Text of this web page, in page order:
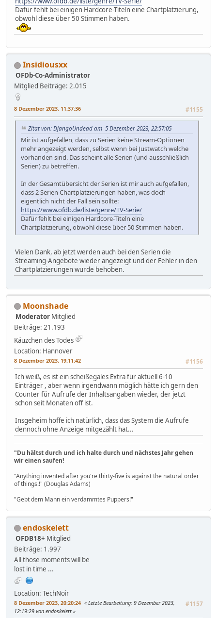
Dafür fehlt bei einigen Hardcore-Titeln eine Chartplatzierung,
obwohl diese über 50 Stimmen haben.
Insidiousxx
OFDb-Co-Administrator
Mitglied Beiträge: 2.015
8 Dezember 2023, 11:37:36 #1155
Zitat von: DjangoUndead am 5 Dezember 2023, 22:57:05
Mir ist aufgefallen, dass zu Serien keine Stream-Optionen
mehr angezeigt werden, selbst wenn bei Justwatch welche
vorhanden sind. Das scheint alle Serien (und ausschließlich
Serien) zu betreffen.
In der Gesamtübersicht der Serien ist mir auch aufgefallen,
dass 2 Serien Chartplatzierungen haben, was doch
eigentlich nicht der Fall sein sollte:
https://www.ofdb.de/liste/genre/TV-Serie/
Dafür fehlt bei einigen Hardcore-Titeln eine
Chartplatzierung, obwohl diese über 50 Stimmen haben.
Vielen Dank, ab jetzt werden auch bei den Serien die
Streaming-Angebote wieder angezeigt und der Fehler in den
Chartplatzierungen wurde behoben.
Moonshade
Moderator Mitglied
Beiträge: 21.193
Käuzchen des Todes
Location: Hannover
8 Dezember 2023, 19:11:42 #1156
Ich weiß, es ist ein scheißegales Extra für aktuell 6-10
Einträger , aber wenn irgendwann möglich hätte ich gern den
Counter für Aufrufe der Inhaltsangaben wieder, der jetzt
schon seit Monaten off ist.
Insgeheim hoffe ich natürlich, dass das System die Aufrufe
dennoch ohne Anzeige mitgezählt hat...
"Du hältst durch und ich halte durch und nächstes Jahr gehen
wir einen saufen!
"Anything invented after you're thirty-five is against the natural order
of things.!" (Douglas Adams)
"Gebt dem Mann ein verdammtes Puppers!"
endoskelett
OFDB18+ Mitglied
Beiträge: 1.997
All those moments will be
lost in time ...
Location: TechNoir
8 Dezember 2023, 20:20:24 #1157
Letzte Bearbeitung: 9 Dezember 2023,
12:19:29 von endoskelett